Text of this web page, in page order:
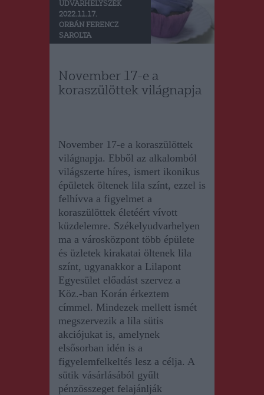
UDVARHELYSZÉK
2022.11.17.
ORBÁN FERENCZ
SAROLTA
November 17-e a
koraszülöttek világnapja
November 17-e a koraszülöttek
világnapja. Ebből az alkalomból
világszerte híres, ismert ikonikus
épületek öltenek lila színt, ezzel is
felhívva a figyelmet a
koraszülöttek életéért vívott
küzdelemre. Székelyudvarhelyen
ma a városközpont több épülete
és üzletek kirakatai öltenek lila
színt, ugyanakkor a Lilapont
Egyesület előadást szervez a
Köz.-ban Korán érkeztem
címmel. Mindezek mellett ismét
megszervezik a lila sütis
akciójukat is, amelynek
elsősorban idén is a
figyelemfelkeltés lesz a célja. A
sütik vásárlásából gyűlt
pénzösszeget felajánlják